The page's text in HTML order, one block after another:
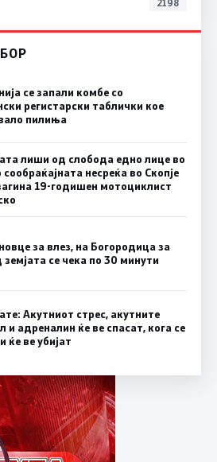
2198
се запали комбе со
регистарски таблички кое
пилиња
лиши од слобода едно лице во
сообраќајната несреќа во Скопје
19-годишен мотоциклист
за влез, на Богородица за
земјата се чека по 30 минути
Акутниот стрес, акутните
и адреналин ќе ве спасат, кога се
ќе ве убијат